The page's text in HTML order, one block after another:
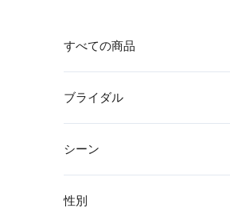
すべての商品
ブライダル
シーン
性別